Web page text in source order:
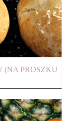
(NA PROSZKU